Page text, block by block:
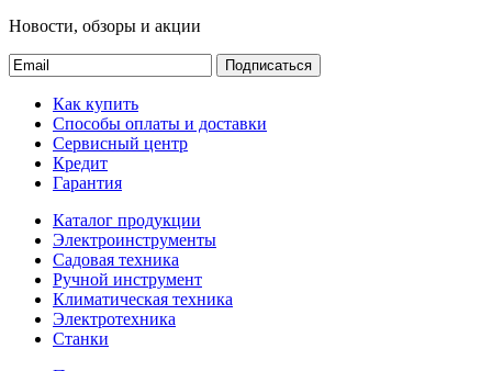
Новости, обзоры и акции
Подписаться
Как купить
Способы оплаты и доставки
Сервисный центр
Кредит
Гарантия
Каталог продукции
Электроинструменты
Садовая техника
Ручной инструмент
Климатическая техника
Электротехника
Станки